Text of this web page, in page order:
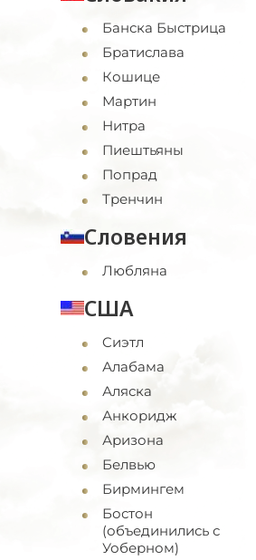
Банска Быстрица
Братислава
Кошице
Мартин
Нитра
Пиештьяны
Попрад
Тренчин
Словения
Любляна
США
Cиэтл
Алабама
Аляска
Анкоридж
Аризона
Белвью
Бирмингем
Бостон
(объединились с
Уоберном)